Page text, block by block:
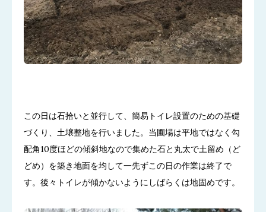
この日は石拾いと並行して、簡易トイレ設置のための基礎
づくり、土壌整地を行いました。当圃場は平地ではなく勾
配角10度ほどの傾斜地なので集めた石と丸太で土留め（ど
どめ）を築き地面を均して一先ずこの日の作業は終了で
す。後々トイレが傾かないようにしばらくは地固めです。